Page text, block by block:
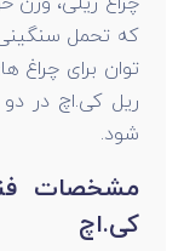
که تحمل
ریل کی.اچ در
شود.
کی.اچ